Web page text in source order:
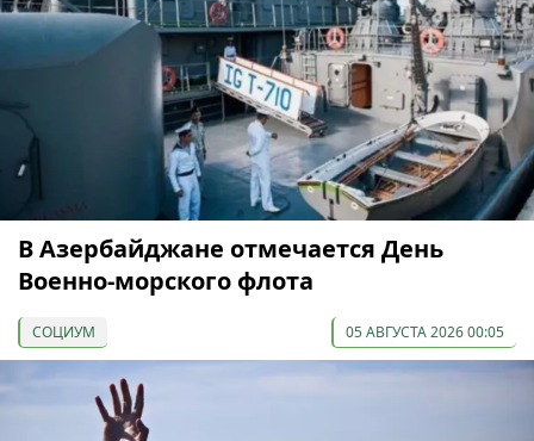
В Азербайджане отмечается День
Военно-морского флота
СОЦИУМ 05 АВГУСТА 2026 00:05